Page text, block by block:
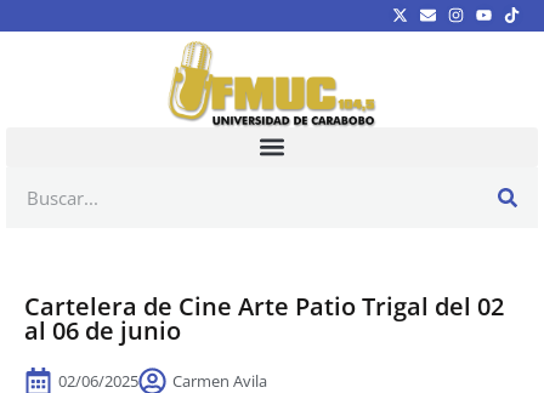
Cartelera de Cine Arte Patio Trigal del 02
al 06 de junio
02/06/2025 Carmen Avila